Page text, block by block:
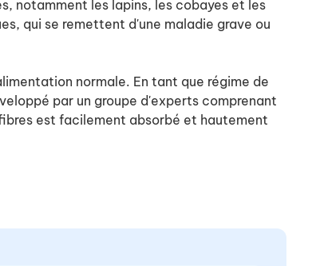
notamment les lapins, les cobayes et les
qui se remettent d'une maladie grave ou
normale. En tant que régime de
par un groupe d'experts comprenant
est facilement absorbé et hautement